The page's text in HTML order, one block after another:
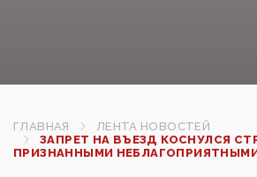
ГЛАВНАЯ
ЛЕНТА НОВОСТЕЙ
ЗАПРЕТ НА ВЪЕЗД КОСНУЛСЯ
ПРИЗНАННЫМИ